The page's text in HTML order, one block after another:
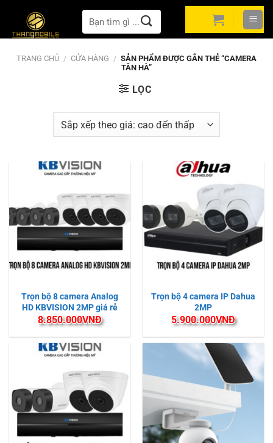
nội
dung
Tìm
kiếm:
TRANG CHỦ / CỬA HÀNG / SẢN PHẨM ĐƯỢC GẮN THẺ “CAMERA
TÂN HÀ”
LỌC
Trọn bộ 8 camera Analog
HD KBVISION 2MP giá rẻ
8.850.000VNĐ
Trọn bộ 4 camera IP Dahua
2MP
5.900.000VNĐ